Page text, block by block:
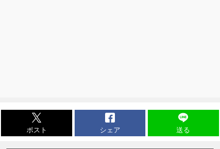
ポスト シェア 送る